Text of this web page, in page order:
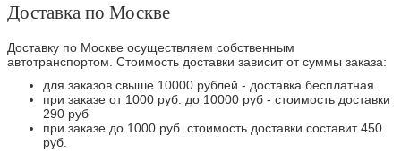
Доставка по Москве
Доставку по Москве осуществляем собственным
автотранспортом. Стоимость доставки зависит от суммы заказа:
для заказов свыше 10000 рублей - доставка бесплатная.
при заказе от 1000 руб. до 10000 руб - стоимость доставки
290 руб
при заказе до 1000 руб. стоимость доставки составит 450
руб.